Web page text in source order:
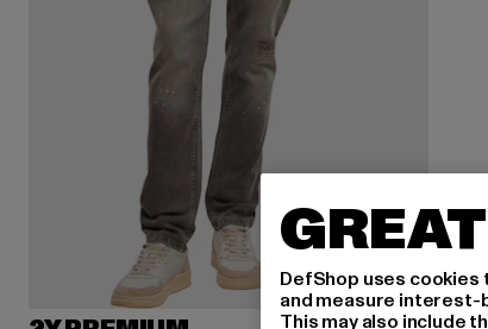
DefShop uses cookies
and measure interest-
This may also include